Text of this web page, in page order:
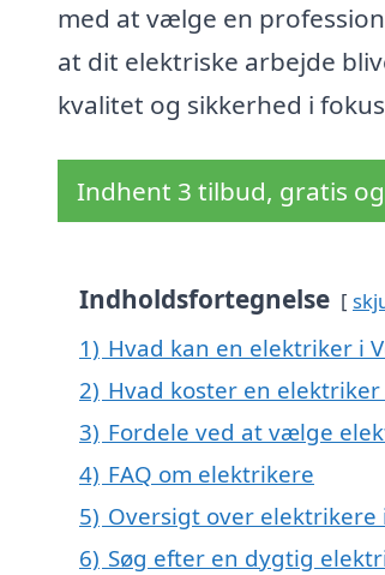
med at vælge en
at dit elektriske arbejde
kvalitet og sikkerhed i
Indhent 3 tilbud, gratis
Indholdsfortegnelse
1) Hvad kan en elektriker i
2) Hvad koster en
3) Fordele ved at vælge
4) FAQ om elektrikere
5) Oversigt over elektrikere
6) Søg efter en dygtig